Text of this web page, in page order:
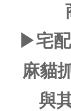
▶宅
麻貓
與